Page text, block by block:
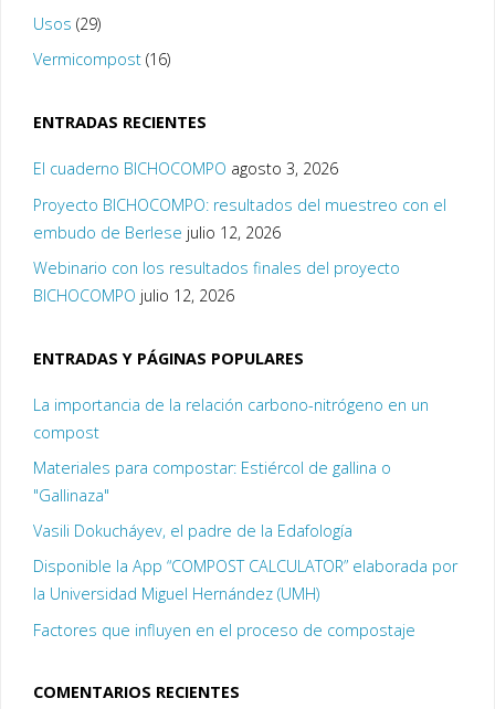
Usos (29)
Vermicompost(16)
ENTRADAS RECIENTES
El cuaderno BICHOCOMPO agosto 3, 2026
Proyecto BICHOCOMPO: resultados del muestreo con el
embudo de Berlese julio 12, 2026
Webinario con los resultados finales del proyecto
BICHOCOMPO julio 12, 2026
ENTRADAS Y PÁGINAS POPULARES
La importancia de la relación carbono-nitrógeno en un
compost
Materiales para compostar: Estiércol de gallina o
"Gallinaza"
Vasili Dokucháyev, el padre de la Edafología
Disponible la App “COMPOST CALCULATOR” elaborada por
la Universidad Miguel Hernández (UMH)
Factores que influyen en el proceso de compostaje
COMENTARIOS RECIENTES